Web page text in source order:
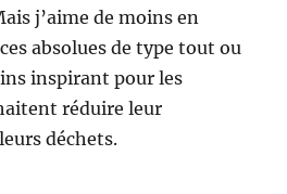
j’aime de moins en
absolues de type tout ou
inspirant pour les
réduire leur
déchets.